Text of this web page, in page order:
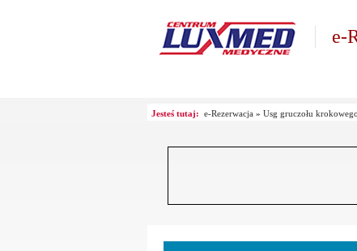
e-
Jesteś tutaj: e-Rezerwacja » Usg gruczołu krokowego